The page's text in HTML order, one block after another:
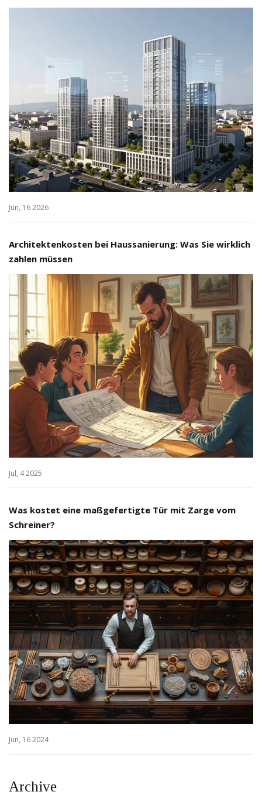
Jun, 16 2026
Architektenkosten bei Haussanierung: Was Sie wirklich
zahlen müssen
Jul, 4 2025
Was kostet eine maßgefertigte Tür mit Zarge vom
Schreiner?
Jun, 16 2024
Archive